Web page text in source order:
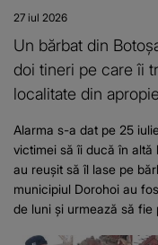
27 iul 2026
Un bărbat din
doi tineri pe care îi
localitate din
Alarma s-a dat pe 25
victimei să îi ducă în
au reușit să îl lase pe
municipiul Dorohoi au
de luni și urmează să fie